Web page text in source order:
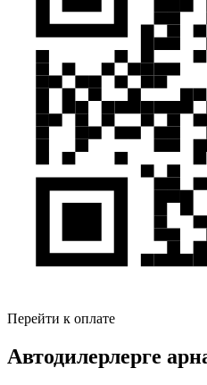
Перейти к оплате
Автодилерлерге